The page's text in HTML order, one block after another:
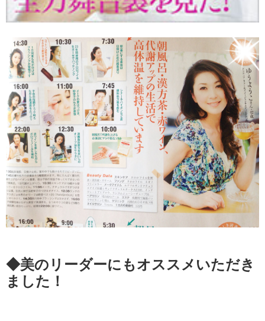
◆美のリーダーにもオススメいただき
ました！